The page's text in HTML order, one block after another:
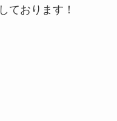
ております！